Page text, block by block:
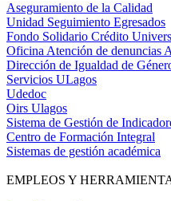
Aseguramiento de la Calidad
Unidad Seguimiento Egresados
Fondo Solidario Crédito
Oficina Atención de denuncias
Dirección de Igualdad de
Servicios ULagos
Udedoc
Oirs Ulagos
Sistema de Gestión de
Centro de Formación Integral
Sistemas de gestión académica
EMPLEOS Y